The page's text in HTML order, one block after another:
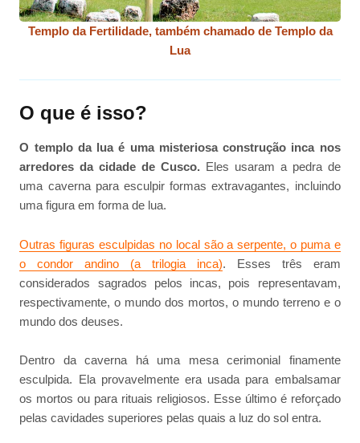
Templo da Fertilidade, também chamado de Templo da
Lua
O que é isso?
O templo da lua é uma misteriosa construção inca nos
arredores da cidade de Cusco. Eles usaram a pedra de
uma caverna para esculpir formas extravagantes, incluindo
uma figura em forma de lua.
Outras figuras esculpidas no local são a serpente, o puma e
o condor andino (a trilogia inca). Esses três eram
considerados sagrados pelos incas, pois representavam,
respectivamente, o mundo dos mortos, o mundo terreno e o
mundo dos deuses.
Dentro da caverna há uma mesa cerimonial finamente
esculpida. Ela provavelmente era usada para embalsamar
os mortos ou para rituais religiosos. Esse último é reforçado
pelas cavidades superiores pelas quais a luz do sol entra.